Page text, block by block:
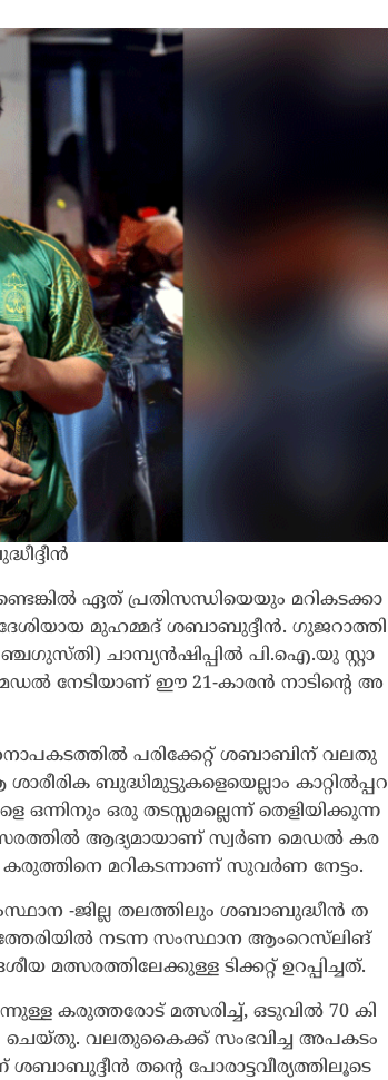
ഏ​ത് പ്ര​തി​സ​ന്ധി​യെ​യും മ​റി​ക​ട​ക്കാ​
മു​ഹ​മ്മ​ദ് ശ​ബാ​ബു​ദ്ദീ​ൻ. ഗു​ജ​റാ​ത്തി​
ചാ​മ്പ്യ​ൻ​ഷി​പ്പി​ൽ പി.​ഐ.​യു സ്റ്റാ​
നേ​ടി​യാ​ണ് ഈ 21-​കാ​ര​ൻ നാ​ടി​ന്‍റെ അ​
പ​രി​ക്കേ​റ്റ് ശ​ബാ​ബി​ന് വ​ല​തു​
ബു​ദ്ധി​മു​ട്ടു​ക​ളെ​യെ​ല്ലാം കാ​റ്റി​ൽ​പ്പ​റ​
ഒ​ന്നി​നും ഒ​രു ത​ട​സ്സ​മ​ല്ലെ​ന്ന് തെ​ളി​യി​ക്കു​ന്ന​
ആ​ദ്യ​മാ​യാ​ണ് സ്വ​ർ​ണ മെ​ഡ​ൽ ക​ര​
മ​റി​ക​ട​ന്നാ​ണ് സു​വ​ർ​ണ നേ​ട്ടം.
-ജി​ല്ല ത​ല​ത്തി​ലും ശ​ബാ​ബു​ദ്ധീ​ൻ ത​
ന​ട​ന്ന സം​സ്ഥാ​ന ആം​റെ​സ്‌​ലി​ങ്
മ​ത്സ​ര​ത്തി​ലേ​ക്കു​ള്ള ടി​ക്ക​റ്റ് ഉ​റ​പ്പി​ച്ച​ത്.
ക​രു​ത്ത​രോ​ട് മ​ത്സ​രി​ച്ച്, ഒ​ടു​വി​ൽ 70 കി​
ചെ​യ്തു. വ​ല​തു​കൈ​ക്ക് സം​ഭ​വി​ച്ച അ​പ​ക​ടം
ത​ന്‍റെ പോ​രാ​ട്ട​വീ​ര്യ​ത്തി​ലൂ​ടെ